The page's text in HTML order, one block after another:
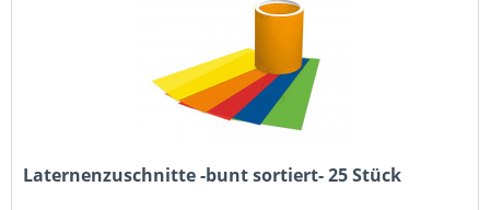
Laternenzuschnitte -bunt sortiert- 25 Stück